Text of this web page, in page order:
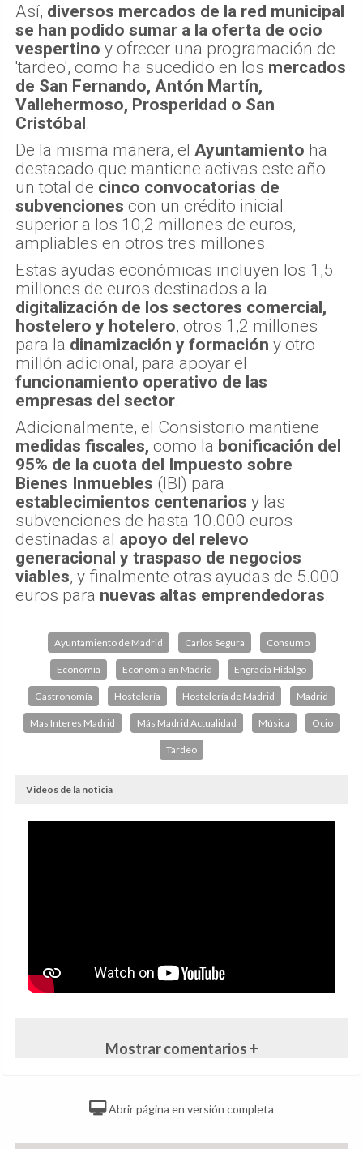
Así, diversos mercados de la red municipal
se han podido sumar a la oferta de ocio
vespertino y ofrecer una programación de
'tardeo', como ha sucedido en los mercados
de San Fernando, Antón Martín,
Vallehermoso, Prosperidad o San
Cristóbal.
De la misma manera, el Ayuntamiento ha
destacado que mantiene activas este año
un total de cinco convocatorias de
subvenciones con un crédito inicial
superior a los 10,2 millones de euros,
ampliables en otros tres millones.
Estas ayudas económicas incluyen los 1,5
millones de euros destinados a la
digitalización de los sectores comercial,
hostelero y hotelero, otros 1,2 millones
para la dinamización y formación y otro
millón adicional, para apoyar el
funcionamiento operativo de las
empresas del sector.
Adicionalmente, el Consistorio mantiene
medidas fiscales, como la bonificación del
95% de la cuota del Impuesto sobre
Bienes Inmuebles (IBI) para
establecimientos centenarios y las
subvenciones de hasta 10.000 euros
destinadas al apoyo del relevo
generacional y traspaso de negocios
viables, y finalmente otras ayudas de 5.000
euros para nuevas altas emprendedoras.
Ayuntamiento de Madrid Carlos Segura Consumo
Economía Economía en Madrid Engracia Hidalgo
Gastronomía Hostelería Hostelería de Madrid Madrid
Mas Interes Madrid Más Madrid Actualidad Música Ocio
Tardeo
Videos de la noticia
Mostrar comentarios +
Abrir página en versión completa